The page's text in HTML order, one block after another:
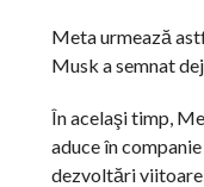
Meta urmează
Musk a semnat
În acelaşi timp,
aduce în
dezvoltări